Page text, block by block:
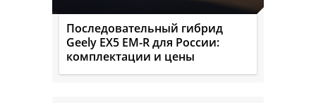
Последовательный гибрид
Geely EX5 EM-R для России:
комплектации и цены